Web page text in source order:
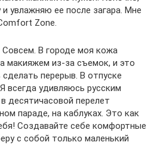
увлажняю ее после загара. Мне
Zone.
В городе моя кожа
макияжем из-за съемок, и это
перерыв. В отпуске
всегда удивляюсь русским
десятичасовой перелет
параде, на каблуках. Это как
Создавайте себе комфортные
с собой только маленький